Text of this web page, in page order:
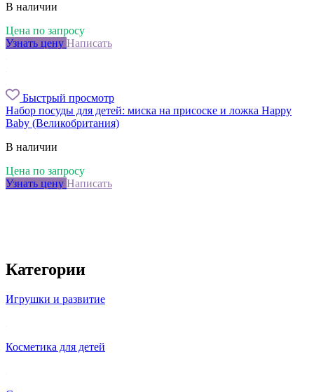
В наличии
Цена по запросу
Узнать цену Написать
Быстрый просмотр
Набор посуды для детей: миска на присоске и ложка Happy
Baby (Великобритания)
В наличии
Цена по запросу
Узнать цену Написать
Категории
Игрушки и развитие
Косметика для детей